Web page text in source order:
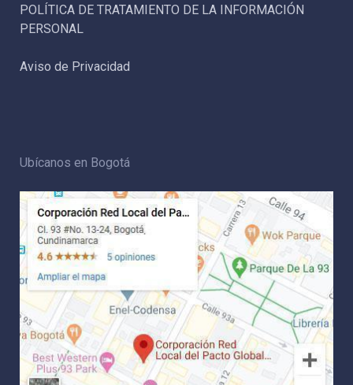
POLÍTICA DE TRATAMIENTO DE LA INFORMACIÓN
PERSONAL
Aviso de Privacidad
Ubícanos en Bogotá